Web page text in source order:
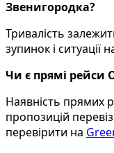
Звенигородка?
Тривалість
зупинок і ситуації
Чи є прямі рейси
Наявність прямих
пропозицій
перевірити на